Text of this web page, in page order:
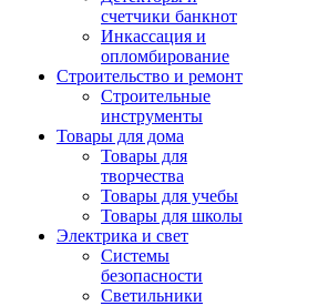
счетчики банкнот
Инкассация и
опломбирование
Строительство и ремонт
Строительные
инструменты
Товары для дома
Товары для
творчества
Товары для учебы
Товары для школы
Электрика и свет
Системы
безопасности
Светильники